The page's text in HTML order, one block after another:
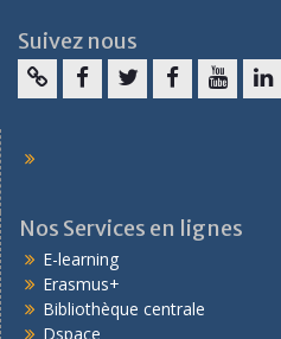
Suivez nous
Nos Services en lignes
E-learning
Erasmus+
Bibliothèque centrale
Dspace